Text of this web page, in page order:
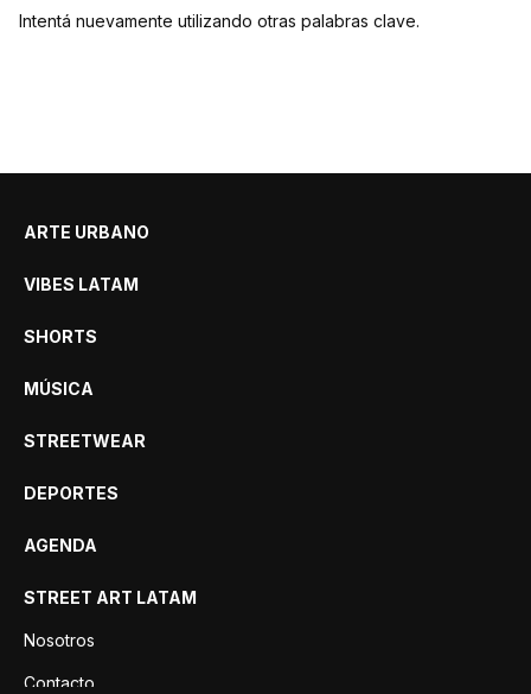
Intentá nuevamente utilizando otras palabras clave.
ARTE URBANO
VIBES LATAM
SHORTS
MÚSICA
STREETWEAR
DEPORTES
AGENDA
STREET ART LATAM
Nosotros
Contacto